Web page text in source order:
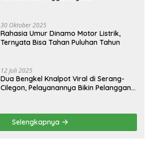
30 Oktober 2025
Rahasia Umur Dinamo Motor Listrik,
Ternyata Bisa Tahan Puluhan Tahun
12 Juli 2025
Dua Bengkel Knalpot Viral di Serang-
Cilegon, Pelayanannya Bikin Pelanggan
Selengkapnya